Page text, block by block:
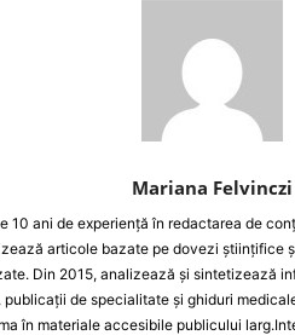
Mariana Felvinczi
10 ani de experiență în redactarea de
articole bazate pe dovezi științifice
Din 2015, analizează și sintetizează
publicații de specialitate și ghiduri
în materiale accesibile publicului